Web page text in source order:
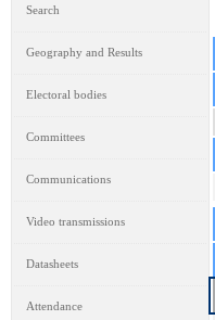
Search
Geography and Results
Electoral bodies
Committees
Communications
Video transmissions
Datasheets
Attendance